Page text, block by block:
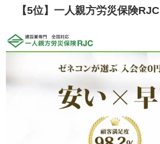
【5位】一人親方労災保険RJC